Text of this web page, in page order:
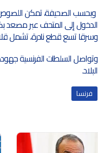
وبحسب الصحيفة، تمكن
الدخول إلى المتحف عبر مصعد
وسرقا تسع قطع نادرة، تشمل
وتواصل السلطات الفرنسية
البلاد.
فرنسا